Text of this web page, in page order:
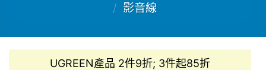
/ 影音線
UGREEN產品 2件9折; 3件起85折